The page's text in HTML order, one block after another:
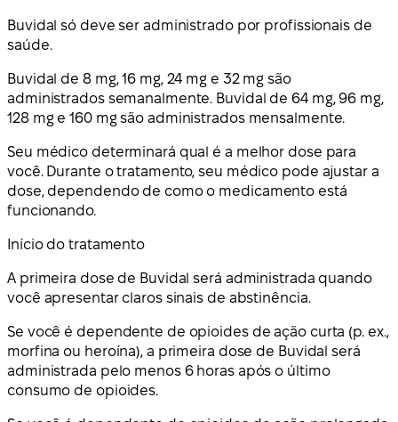
Buvidal só deve ser administrado por profissionais de
saúde.
Buvidal de 8 mg, 16 mg, 24 mg e 32 mg são
administrados semanalmente. Buvidal de 64 mg, 96 mg,
128 mg e 160 mg são administrados mensalmente.
Seu médico determinará qual é a melhor dose para
você. Durante o tratamento, seu médico pode ajustar a
dose, dependendo de como o medicamento está
funcionando.
Início do tratamento
A primeira dose de Buvidal será administrada quando
você apresentar claros sinais de abstinência.
Se você é dependente de opioides de ação curta (p. ex.,
morfina ou heroína), a primeira dose de Buvidal será
administrada pelo menos 6 horas após o último
consumo de opioides.